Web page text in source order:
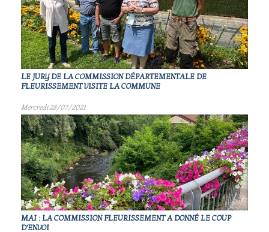
LE JURY DE LA COMMISSION DÉPARTEMENTALE DE
FLEURISSEMENT VISITE LA COMMUNE
Mercredi 28/07/2021
MAI : LA COMMISSION FLEURISSEMENT A DONNÉ LE COUP
D'ENVOI